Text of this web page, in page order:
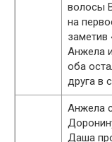
волосы
на
заметив
Анжела
оба
друга в
Анжела
Даша